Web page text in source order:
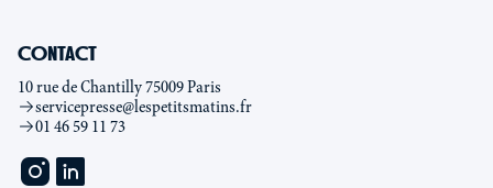
CONTACT
10 rue de Chantilly 75009 Paris
servicepresse@lespetitsmatins.fr
01 46 59 11 73